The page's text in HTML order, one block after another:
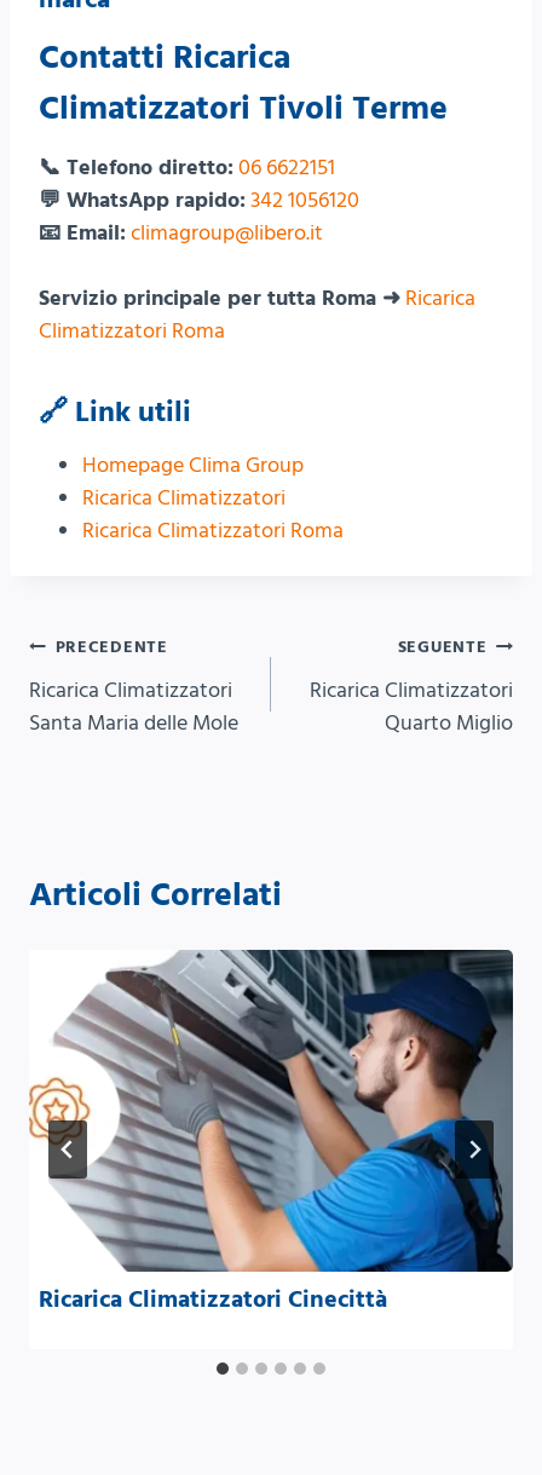
Contatti Ricarica
Climatizzatori Tivoli Terme
📞 Telefono diretto: 06 6622151
💬 WhatsApp rapido: 342 1056120
📧 Email: climagroup@libero.it
Servizio principale per tutta Roma ➜ Ricarica
Climatizzatori Roma
🔗 Link utili
Homepage Clima Group
Ricarica Climatizzatori
Ricarica Climatizzatori Roma
Navigazione
articoli
PRECEDENTE
Ricarica Climatizzatori
Santa Maria delle Mole
SEGUENTE
Ricarica Climatizzatori
Quarto Miglio
Articoli Correlati
Ricarica Climatizzatori Cinecittà